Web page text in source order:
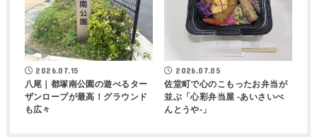
2026.07.15
八尾｜都塚南公園の遊べるター
ザンロープが最高！グラウンド
も広々
2026.07.05
佐堂町で心のこもったお弁当が
並ぶ「心彩弁当屋 -あいさいべ
んとうや-」